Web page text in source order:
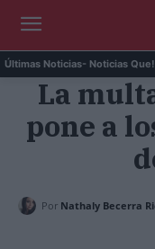
Últimas Noticias- Noticias
Kit Connor será Cíclope en
La
pone a
Por Nathaly Becerra